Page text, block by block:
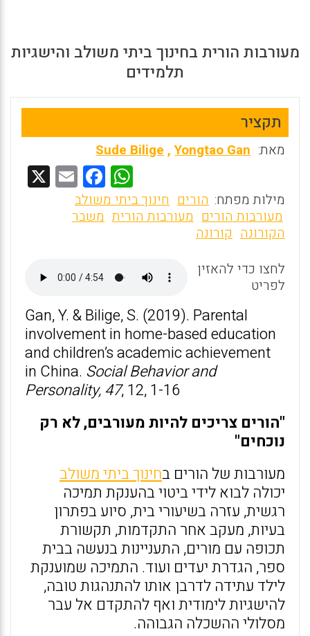
מעורבות הורית בחינוך ביתי משולב והישגיות
תלמידים
תקציר
מאת: Sude Bilige,Yongtao Gan
W
h
at
A
p
p
F
a
ce
o
o
k
E
m מילות מפתח: הורים חינוך ביתי משולב
מעורבות הורים מעורבות הורית משבר
הקורונה קורונה
לחצו כדי להאזין
לפריט
Gan, Y. & Bilige, S. (2019). Parental
involvement in home-based education
and children’s academic achievement
in China. Social Behavior and
Personality, 47, 12, 1-16
"הורים צריכים להיות מעורבים, לא רק
נוכחים"
מעורבות של הורים בחינוך ביתי משולב
יכולה לבוא לידי ביטוי בהענקת תמיכה
רגשית, עזרה בשיעורי בית, סיוע בפתרון
בעיות, מעקב אחר התקדמות, תקשורת
תכופה עם מורים, התעניינות בנעשה בבית
ספר, הגדרת יעדים ועוד. התמיכה שמוענקת
לילד עתידה לדרבן אותו להתנהגות טובה,
להישגיות לימודית ואף להתקדם אל עבר
מסלולי ההשכלה הגבוהה.